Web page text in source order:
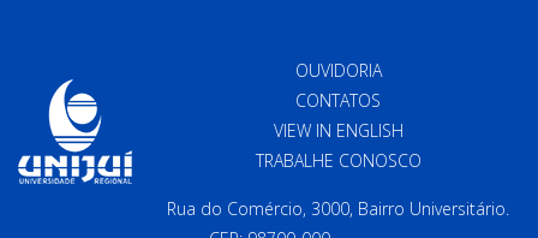
OUVIDORIA
CONTATOS
VIEW IN ENGLISH
TRABALHE CONOSCO
Rua do Comércio, 3000, Bairro Universitário.